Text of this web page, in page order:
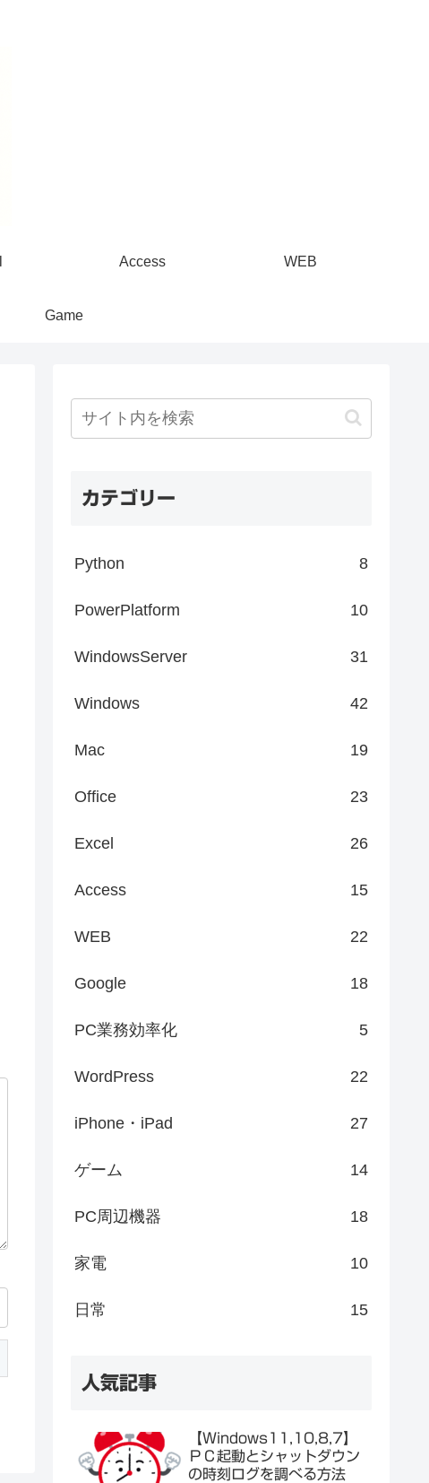
Access WEB
Game
カテゴリー
Python 8
PowerPlatform 10
WindowsServer 31
Windows 42
Mac 19
Office 23
Excel 26
Access 15
WEB 22
Google 18
PC業務効率化 5
WordPress 22
iPhone・iPad 27
ゲーム 14
PC周辺機器 18
家電 10
日常 15
人気記事
【Windows11,10,8,7】
ＰＣ起動とシャットダウン
の時刻ログを調べる方法